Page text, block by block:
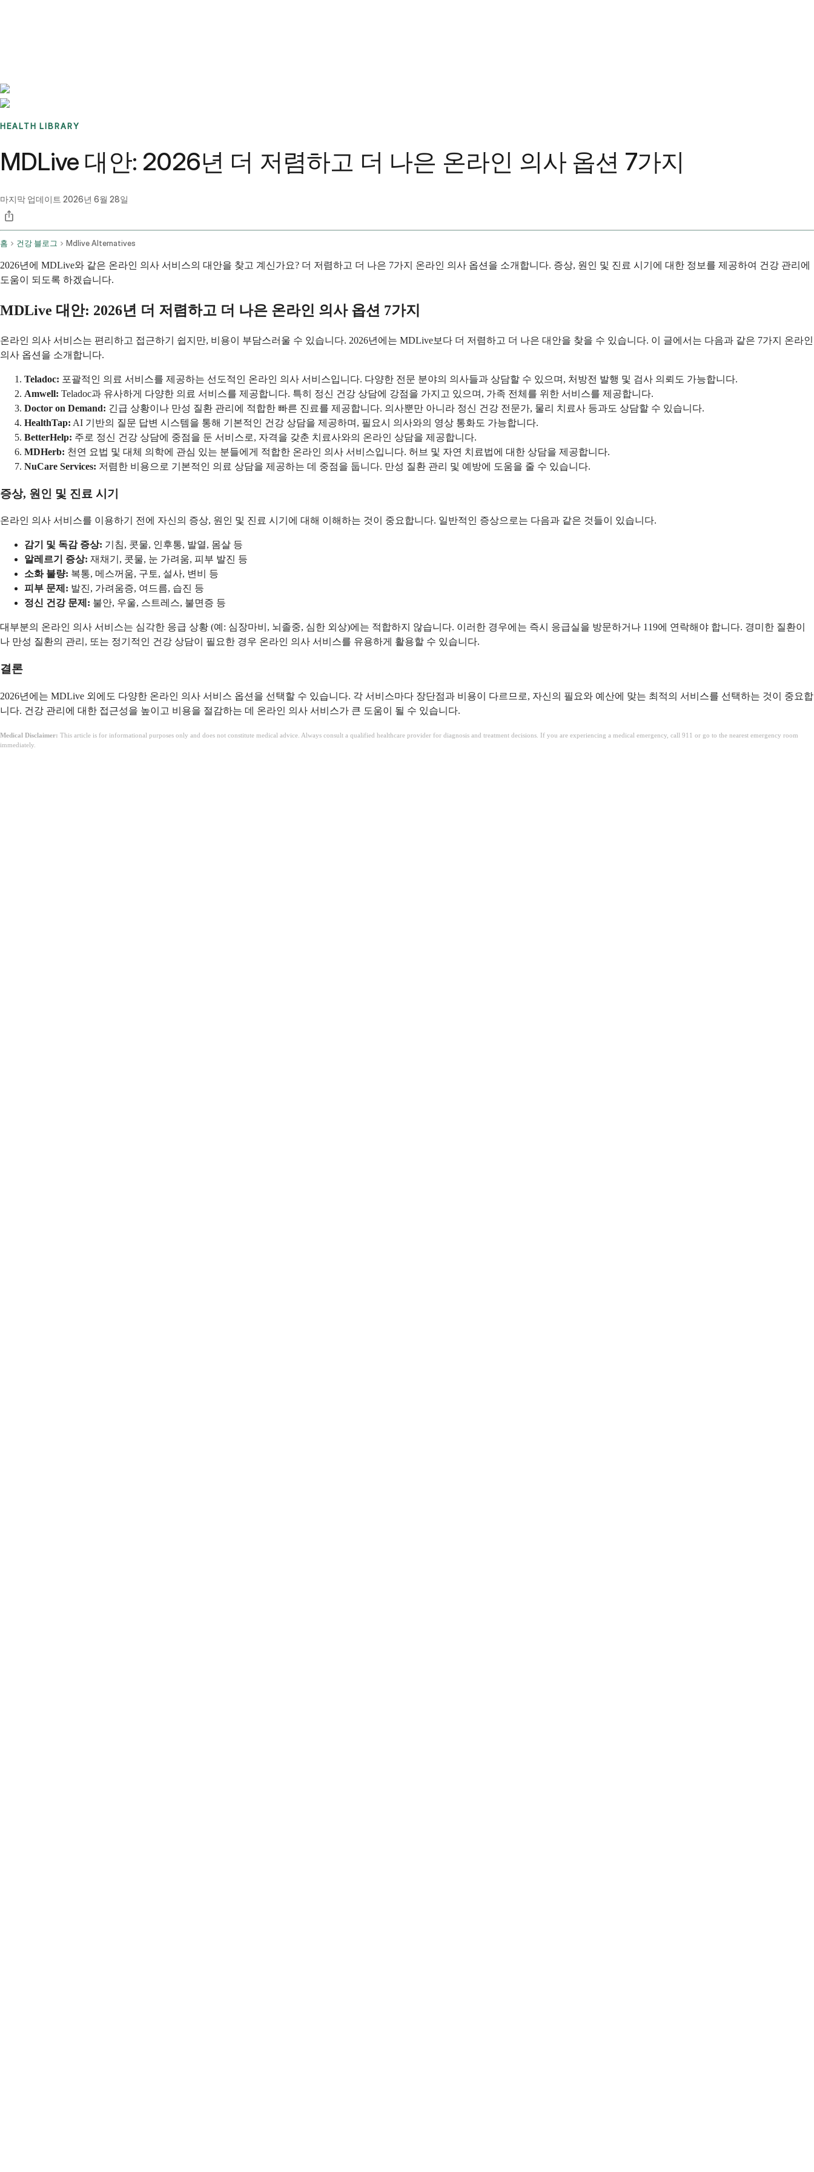
HEALTH LIBRARY
MDLive 대안: 2026년 더 저렴하고 더 나은 온라인 의사 옵션 7가지
마지막 업데이트 2026년 6월 28일
홈 건강 블로그 Mdlive Alternatives
2026년에 MDLive와 같은 온라인 의사 서비스의 대안을 찾고 계신가요? 더 저렴하고 더 나은 7가지 온라인 의사 옵션을 소개합니다. 증상, 원인 및 진료 시기에 대한 정보를 제공하여 건강 관리에
도움이 되도록 하겠습니다.
MDLive 대안: 2026년 더 저렴하고 더 나은 온라인 의사 옵션 7가지
온라인 의사 서비스는 편리하고 접근하기 쉽지만, 비용이 부담스러울 수 있습니다. 2026년에는 MDLive보다 더 저렴하고 더 나은 대안을 찾을 수 있습니다. 이 글에서는 다음과 같은 7가지 온라인
의사 옵션을 소개합니다.
Teladoc: 포괄적인 의료 서비스를 제공하는 선도적인 온라인 의사 서비스입니다. 다양한 전문 분야의 의사들과 상담할 수 있으며, 처방전 발행 및 검사 의뢰도 가능합니다.
Amwell: Teladoc과 유사하게 다양한 의료 서비스를 제공합니다. 특히 정신 건강 상담에 강점을 가지고 있으며, 가족 전체를 위한 서비스를 제공합니다.
Doctor on Demand: 긴급 상황이나 만성 질환 관리에 적합한 빠른 진료를 제공합니다. 의사뿐만 아니라 정신 건강 전문가, 물리 치료사 등과도 상담할 수 있습니다.
HealthTap: AI 기반의 질문 답변 시스템을 통해 기본적인 건강 상담을 제공하며, 필요시 의사와의 영상 통화도 가능합니다.
BetterHelp: 주로 정신 건강 상담에 중점을 둔 서비스로, 자격을 갖춘 치료사와의 온라인 상담을 제공합니다.
MDHerb: 천연 요법 및 대체 의학에 관심 있는 분들에게 적합한 온라인 의사 서비스입니다. 허브 및 자연 치료법에 대한 상담을 제공합니다.
NuCare Services: 저렴한 비용으로 기본적인 의료 상담을 제공하는 데 중점을 둡니다. 만성 질환 관리 및 예방에 도움을 줄 수 있습니다.
증상, 원인 및 진료 시기
온라인 의사 서비스를 이용하기 전에 자신의 증상, 원인 및 진료 시기에 대해 이해하는 것이 중요합니다. 일반적인 증상으로는 다음과 같은 것들이 있습니다.
감기 및 독감 증상: 기침, 콧물, 인후통, 발열, 몸살 등
알레르기 증상: 재채기, 콧물, 눈 가려움, 피부 발진 등
소화 불량: 복통, 메스꺼움, 구토, 설사, 변비 등
피부 문제: 발진, 가려움증, 여드름, 습진 등
정신 건강 문제: 불안, 우울, 스트레스, 불면증 등
대부분의 온라인 의사 서비스는 심각한 응급 상황 (예: 심장마비, 뇌졸중, 심한 외상)에는 적합하지 않습니다. 이러한 경우에는 즉시 응급실을 방문하거나 119에 연락해야 합니다. 경미한 질환이
나 만성 질환의 관리, 또는 정기적인 건강 상담이 필요한 경우 온라인 의사 서비스를 유용하게 활용할 수 있습니다.
결론
2026년에는 MDLive 외에도 다양한 온라인 의사 서비스 옵션을 선택할 수 있습니다. 각 서비스마다 장단점과 비용이 다르므로, 자신의 필요와 예산에 맞는 최적의 서비스를 선택하는 것이 중요합
니다. 건강 관리에 대한 접근성을 높이고 비용을 절감하는 데 온라인 의사 서비스가 큰 도움이 될 수 있습니다.
Medical Disclaimer: This article is for informational purposes only and does not constitute medical advice. Always consult a qualified healthcare provider for diagnosis and treatment decisions. If you are experiencing a medical emergency, call 911 or go to the nearest emergency room
immediately.